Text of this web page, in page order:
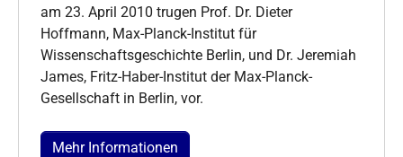
am 23. April 2010 trugen Prof. Dr. Dieter
Hoffmann, Max-Planck-Institut für
Wissenschaftsgeschichte Berlin, und Dr. Jeremiah
James, Fritz-Haber-Institut der Max-Planck-
Gesellschaft in Berlin, vor.
Mehr Informationen